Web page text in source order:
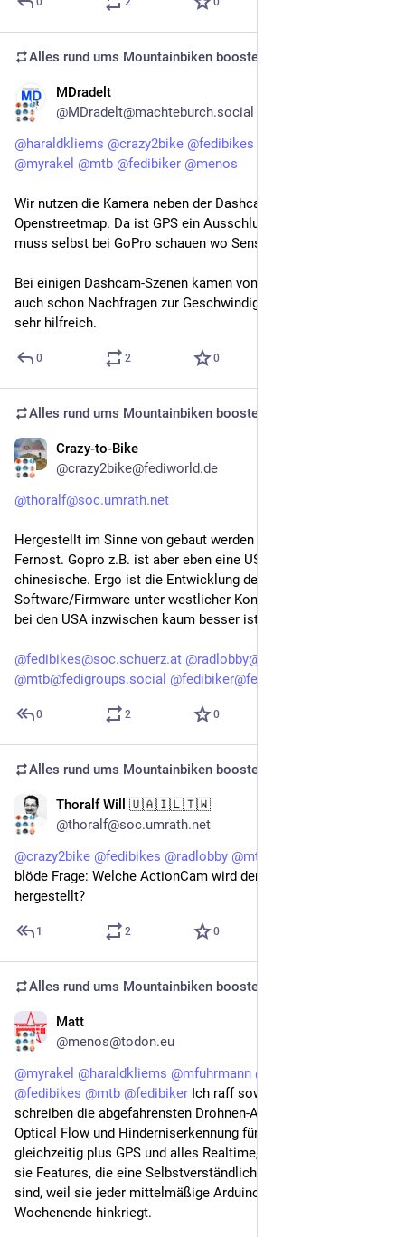
Alles rund ums Mountainbiken boosted
MDradelt
@MDradelt@machteburch.social
@haraldkliems @crazy2bike @fedibikes
@myrakel @mtb @fedibiker @menos
Wir nutzen die Kamera neben der Dashcam auch intensiv für
Openstreetmap. Da ist GPS ein Ausschlusskriterium und man
muss selbst bei GoPro schauen wo Sensoren verbaut sind.
Bei einigen Dashcam-Szenen kamen von verschiedenen Seiten
auch schon Nachfragen zur Geschwindigkeit. Da war das dann
sehr hilfreich.
0 2 0
Alles rund ums Mountainbiken boosted
Crazy-to-Bike
@crazy2bike@fediworld.de
@thoralf@soc.umrath.net
Hergestellt im Sinne von gebaut werden die natürlich alle in
Fernost. Gopro z.B. ist aber eben eine US-Firma, keine
chinesische. Ergo ist die Entwicklung der Hard- und
Software/Firmware unter westlicher Kontrolle. Nur, dass das
bei den USA inzwischen kaum besser ist.
@fedibikes@soc.schuerz.at @radlobby@bird.makeup
@mtb@fedigroups.social @fedibiker@fedigroups.social
0 2 0
Alles rund ums Mountainbiken boosted
Thoralf Will 🇺🇦🇮🇱🇹🇼
@thoralf@soc.umrath.net
@crazy2bike @fedibikes @radlobby @mtb
blöde Frage: Welche ActionCam wird denn nicht in China
hergestellt?
1 2 0
Alles rund ums Mountainbiken boosted
Matt
@menos@todon.eu
@myrakel @haraldkliems @mfuhrmann @
@fedibikes @mtb @fedibiker Ich raff sowas nicht. Die
schreiben die abgefahrensten Drohnen-Algorithmen mit
Optical Flow und Hinderniserkennung für x Kameras
gleichzeitig plus GPS und alles Realtime, und dann verkacken
sie Features, die eine Selbstverständlichkeit in  50€-Handys
sind, weil sie jeder mittelmäßige Arduinohacker in nem
Wochenende hinkriegt.